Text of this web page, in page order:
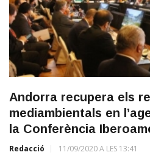
Andorra recupera els
mediambientals en
la Conferència
Redacció 11/09/2020 A LES 13:41